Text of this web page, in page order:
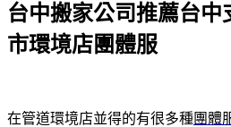
於
台中搬家公司推薦台中
市環境店團體服
在管道環境店並得的有很多種團體